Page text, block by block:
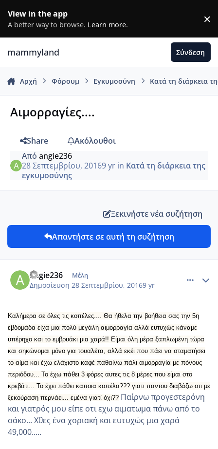
View in the app
A better way to browse. Learn more. ×
mammyland Σύνδεση
Αρχή Φόρουμ Εγκυμοσύνη Κατά τη διάρκεια
Αιμορραγίες....
Share
Ακόλουθοι
Από angie236
28 Σεπτεμβρίου, 20169 yrin Κατά τη διάρκεια της
εγκυμοσύνης
Ξεκινήστε νέα συζήτηση
Απαντήστε σε αυτή τη συζήτηση
angie236 Μέλη
Δημοσίευση 28 Σεπτεμβρίου, 20169 yr
Καλήμερα σε όλες τις κοπέλες.... Θα ήθελα την βοήθεια σας την 5η
εβδομάδα είχα μια πολύ μεγάλη αιμορραγία αλλά ευτυχώς κάναμε
υπέρηχο και το εμβρυάκι μια χαρά!! Είμαι όλη μέρα ξαπλωμένη τώρα
και σηκώνομαι μόνο για τουαλέτα, αλλά εκέι που πάει να σταματήσει
το αίμα και έχω ελάχιστο καφέ παθαίνω πάλι αιμορραγία με πόνους
περιόδου... Το έχω πάθει 3 φόρες αυτες τις 8 μέρες που είμαι στο
κρεβάτι... Το έχει πάθει καποια κοπέλα??? γιατι παντου διαβάζω οτι με
ξεκούραση περνάει... εμένα γιατί όχι?? Παίρνω προγεστερόνη
και γιατρός μου είπε οτι εχω αιματωμα πάνω από το
σάκο... Χθες ένα χοριακή και ευτυχώς μια χαρά
49,000.....